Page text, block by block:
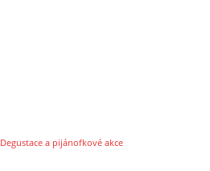
Degustace a pijánofkové akce